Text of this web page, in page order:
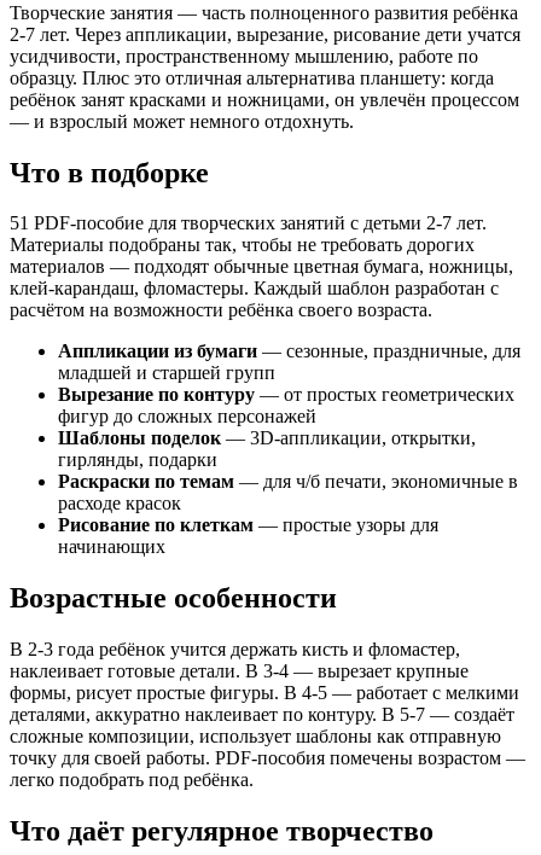
3D аппликации
POP-UP открытки
Аппликации день космонавтики
Аппликации Замки
Аппликации из геометрических фигур
Аппликации Пушкин
Умные аппликации
Бабочки
Валентинки
Валентинки 2
Гномы из фетра
Забавные аппликации для малышей
Новый год / Сенсорные аппликации / новогодние шабл
Новый год / Зимние забавы / новогодние шаблоны / н
Новый год / Зимние игрушки из фетра / новогоднее т
Новый год / Зимние истории / новогодние шаблоны /
Камешки
Летние шаблоны для творчества
Математические аппликации
Мои первые аппликации
Наведи порядок. Аппикации
Новый год / Новогоднее чудо / новогодние аппликаци
Новый год / Новогодние аппликации / новогоднее тво
Объемные осенние аппликации
Объемные поделки к пасхе
Оригами
Осенние аппликации
Осенние вырезалки
Пластилиновые заплатки
Пластилиновый мир
Пластилинография
Новый год / подарочные пряники / новогоднее творче
Поделки Весна
Новый год / зимние аппликации / новогоднее творчес
Творческие занятия — часть полноценного развития ребёнка
2-7 лет. Через аппликации, вырезание, рисование дети учатся
усидчивости, пространственному мышлению, работе по
образцу. Плюс это отличная альтернатива планшету: когда
ребёнок занят красками и ножницами, он увлечён процессом
— и взрослый может немного отдохнуть.
Что в подборке
51 PDF-пособие для творческих занятий с детьми 2-7 лет.
Материалы подобраны так, чтобы не требовать дорогих
материалов — подходят обычные цветная бумага, ножницы,
клей-карандаш, фломастеры. Каждый шаблон разработан с
расчётом на возможности ребёнка своего возраста.
Аппликации из бумаги — сезонные, праздничные, для
младшей и старшей групп
Вырезание по контуру — от простых геометрических
фигур до сложных персонажей
Шаблоны поделок— 3D-аппликации, открытки,
гирлянды, подарки
Раскраски по темам — для ч/б печати, экономичные в
расходе красок
Рисование по клеткам — простые узоры для
начинающих
Возрастные особенности
В 2-3 года ребёнок учится держать кисть и фломастер,
наклеивает готовые детали. В 3-4 — вырезает крупные
формы, рисует простые фигуры. В 4-5 — работает с мелкими
деталями, аккуратно наклеивает по контуру. В 5-7 — создаёт
сложные композиции, использует шаблоны как отправную
точку для своей работы. PDF-пособия помечены возрастом —
легко подобрать под ребёнка.
Что даёт регулярное творчество